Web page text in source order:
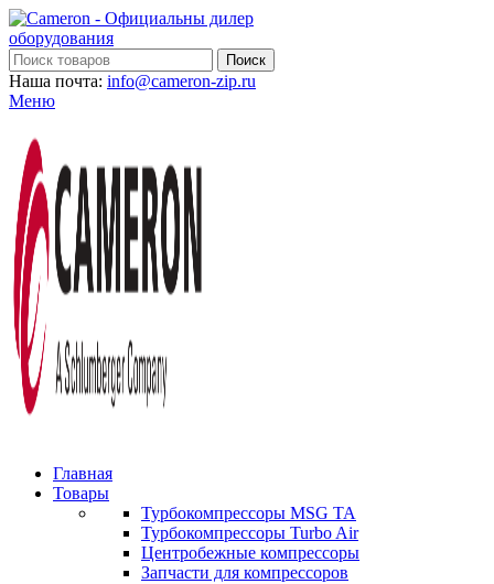
Поиск
Наша почта: info@cameron-zip.ru
Меню
Главная
Товары
Турбокомпрессоры MSG TA
Турбокомпрессоры Turbo Air
Центробежные компрессоры
Запчасти для компрессоров